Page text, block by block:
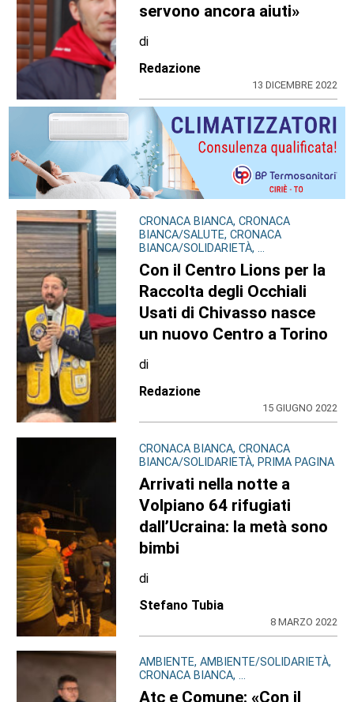
servono ancora aiuti»
di
Redazione
13 DICEMBRE 2022
CRONACA BIANCA, CRONACA
BIANCA/SALUTE, CRONACA
BIANCA/SOLIDARIETÀ, ...
Con il Centro Lions per la
Raccolta degli Occhiali
Usati di Chivasso nasce
un nuovo Centro a Torino
di
Redazione
15 GIUGNO 2022
CRONACA BIANCA, CRONACA
BIANCA/SOLIDARIETÀ, PRIMA PAGINA
Arrivati nella notte a
Volpiano 64 rifugiati
dall’Ucraina: la metà sono
bimbi
di
Stefano Tubia
8 MARZO 2022
AMBIENTE, AMBIENTE/SOLIDARIETÀ,
CRONACA BIANCA, ...
Atc e Comune: «Con il